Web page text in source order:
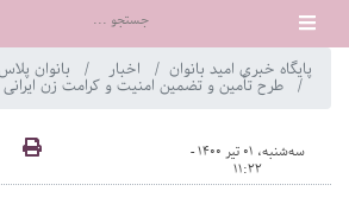
پایگاه خبری امید بانوان اخبار بانوان
طرح تأمین و تضمین امنیت و کرامت زن
سه‌شنبه، 01 تیر 1400 -
11:22